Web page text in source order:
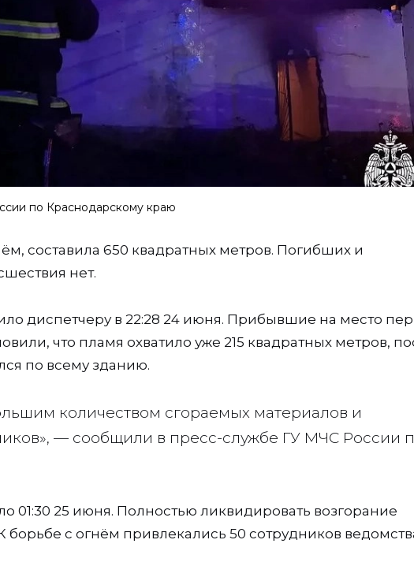
по Краснодарскому краю
составила 650 квадратных метров. Погибших и
нет.
диспетчеру в 22:28 24 июня. Прибывшие на место
что пламя охватило уже 215 квадратных метров,
по всему зданию.
количеством сгораемых материалов и
— сообщили в пресс-службе ГУ МЧС России
01:30 25 июня. Полностью ликвидировать возгорание
борьбе с огнём привлекались 50 сотрудников